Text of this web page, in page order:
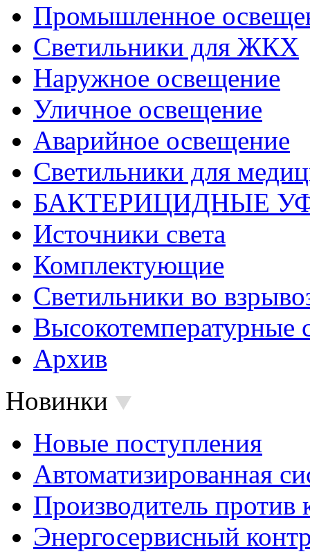
Промышленное
Светильники для ЖКХ
Наружное освещение
Уличное освещение
Аварийное освещение
Светильники для
БАКТЕРИЦИДНЫЕ
Источники света
Комплектующие
Светильники во
Высокотемпературные
Архив
Новинки
Новые поступления
Автоматизированная
Производитель против
Энергосервисный